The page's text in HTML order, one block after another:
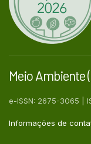
Meio Ambiente
e-ISSN: 2675-3065 |
Informações de